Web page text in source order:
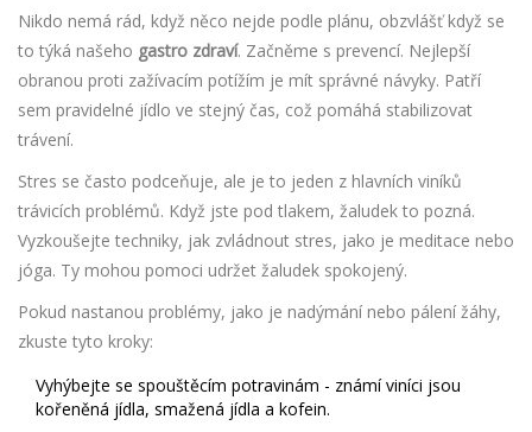
Nikdo nemá rád, když něco nejde podle plánu, obzvlášť když se
to týká našeho gastro zdraví. Začněme s prevencí. Nejlepší
obranou proti zažívacím potížím je mít správné návyky. Patří
sem pravidelné jídlo ve stejný čas, což pomáhá stabilizovat
trávení.
Stres se často podceňuje, ale je to jeden z hlavních viníků
trávicích problémů. Když jste pod tlakem, žaludek to pozná.
Vyzkoušejte techniky, jak zvládnout stres, jako je meditace nebo
jóga. Ty mohou pomoci udržet žaludek spokojený.
Pokud nastanou problémy, jako je nadýmání nebo pálení žáhy,
zkuste tyto kroky:
Vyhýbejte se spouštěcím potravinám - známí viníci jsou
kořeněná jídla, smažená jídla a kofein.